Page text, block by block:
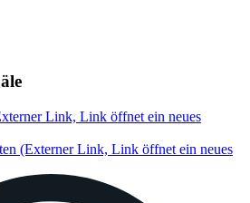
Link, Link öffnet ein neues
(Externer Link, Link öffnet ein neues